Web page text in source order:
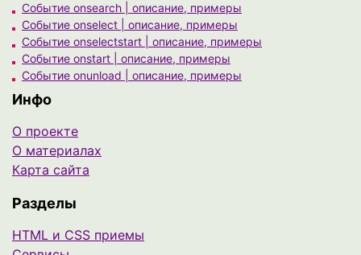
Событие onsearch | описание, примеры
Событие onselect | описание, примеры
Событие onselectstart | описание, примеры
Событие onstart | описание, примеры
Событие onunload | описание, примеры
Инфо
О проекте
О материалах
Карта сайта
Разделы
HTML и CSS приемы